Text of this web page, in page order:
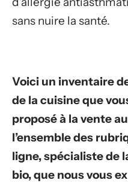
sans nuire la santé.
Voici un inventaire
de la cuisine que
proposé à la vente
l’ensemble des
ligne, spécialiste de
bio, que nous vous